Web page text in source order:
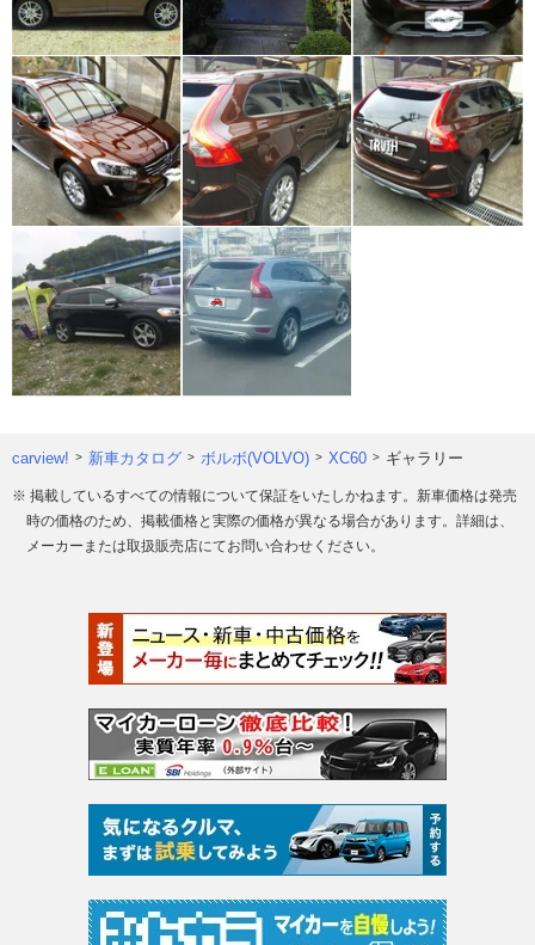
carview! 新車カタログ ボルボ(VOLVO) XC60 ギャラリー
※ 掲載しているすべての情報について保証をいたしかねます。新車価格は発売
時の価格のため、掲載価格と実際の価格が異なる場合があります。詳細は、
メーカーまたは取扱販売店にてお問い合わせください。